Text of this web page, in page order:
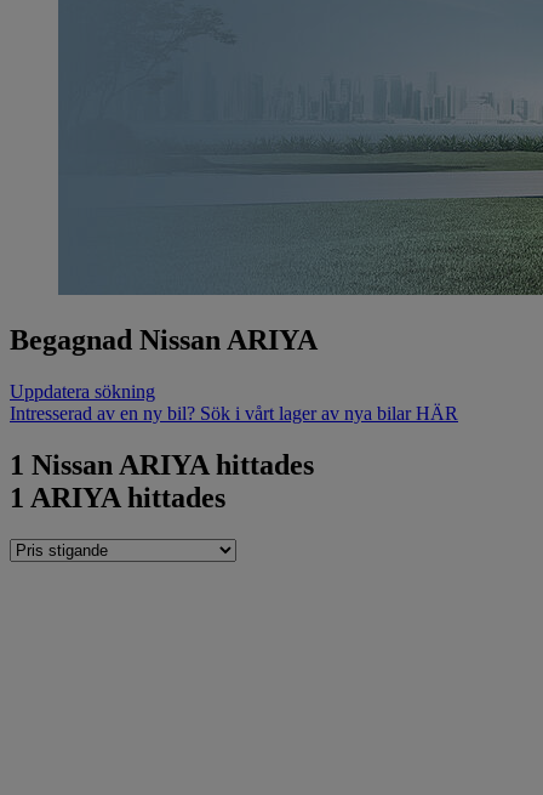
Begagnad Nissan ARIYA
Uppdatera sökning
Intresserad av en ny bil? Sök i vårt lager av nya bilar HÄR
1 Nissan ARIYA hittades
1 ARIYA hittades